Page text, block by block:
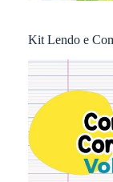
Kit Lendo e